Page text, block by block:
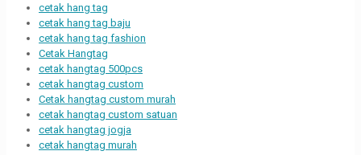
cetak hang tag
cetak hang tag baju
cetak hang tag fashion
Cetak Hangtag
cetak hangtag 500pcs
cetak hangtag custom
Cetak hangtag custom murah
cetak hangtag custom satuan
cetak hangtag jogja
cetak hangtag murah